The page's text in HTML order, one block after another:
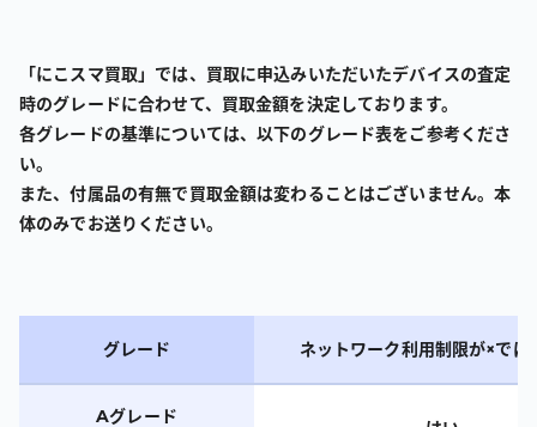
「にこスマ買取」では、買取に申込みいただいたデバイスの査定
時のグレードに合わせて、買取金額を決定しております。
各グレードの基準については、以下のグレード表をご参考くださ
い。
また、付属品の有無で買取金額は変わることはございません。本
体のみでお送りください。
グレード ネットワーク利用制限が×で
Aグレード